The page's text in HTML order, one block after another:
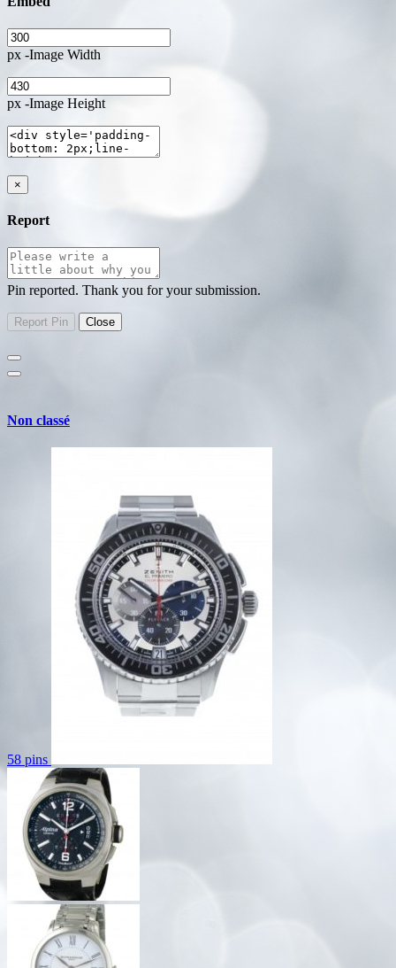
px -Image Width
px -Image Height
×
Report
Pin reported. Thank you for your submission.
Non classé
58 pins